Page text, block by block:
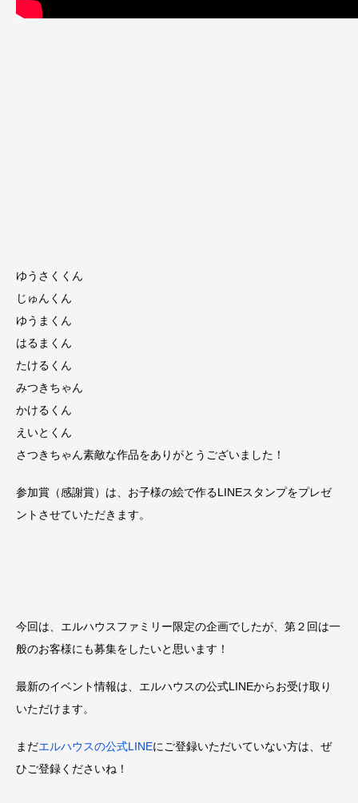
ゆうさくくん
じゅんくん
ゆうまくん
はるまくん
たけるくん
みつきちゃん
かけるくん
えいとくん
さつきちゃん素敵な作品をありがとうございました！
参加賞（感謝賞）は、お子様の絵で作るLINEスタンプをプレゼ
ントさせていただきます。
今回は、エルハウスファミリー限定の企画でしたが、第２回は一
般のお客様にも募集をしたいと思います！
最新のイベント情報は、エルハウスの公式LINEからお受け取り
いただけます。
まだエルハウスの公式LINEにご登録いただいていない方は、ぜ
ひご登録くださいね！